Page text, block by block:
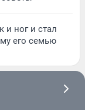
и ног и стал
его семью